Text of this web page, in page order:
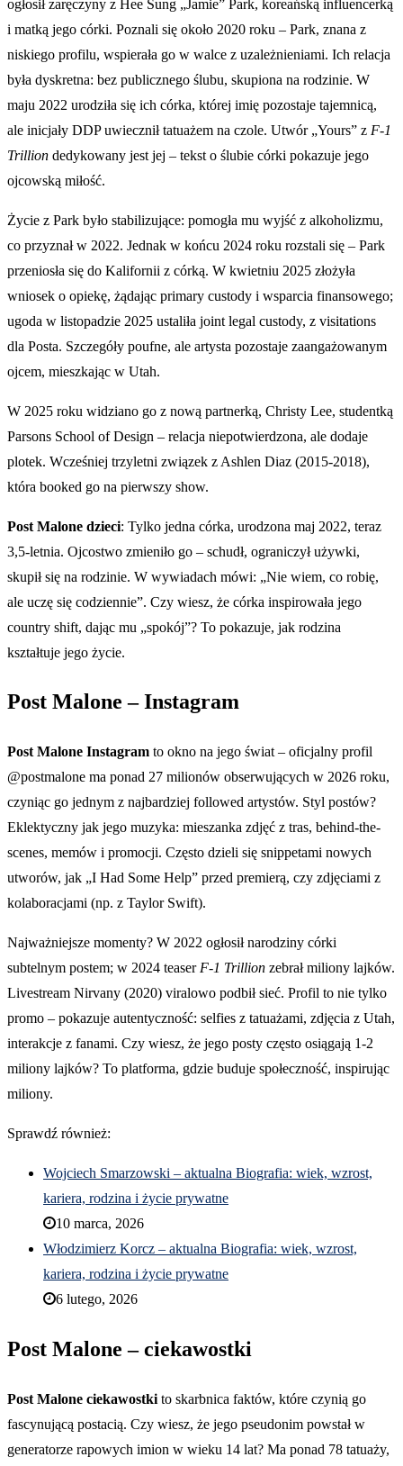
ogłosił zaręczyny z Hee Sung „Jamie” Park, koreańską influencerką
i matką jego córki. Poznali się około 2020 roku – Park, znana z
niskiego profilu, wspierała go w walce z uzależnieniami. Ich relacja
była dyskretna: bez publicznego ślubu, skupiona na rodzinie. W
maju 2022 urodziła się ich córka, której imię pozostaje tajemnicą,
ale inicjały DDP uwiecznił tatuażem na czole. Utwór „Yours” z F-1
Trillion dedykowany jest jej – tekst o ślubie córki pokazuje jego
ojcowską miłość.
Życie z Park było stabilizujące: pomogła mu wyjść z alkoholizmu,
co przyznał w 2022. Jednak w końcu 2024 roku rozstali się – Park
przeniosła się do Kalifornii z córką. W kwietniu 2025 złożyła
wniosek o opiekę, żądając primary custody i wsparcia finansowego;
ugoda w listopadzie 2025 ustaliła joint legal custody, z visitations
dla Posta. Szczegóły poufne, ale artysta pozostaje zaangażowanym
ojcem, mieszkając w Utah.
W 2025 roku widziano go z nową partnerką, Christy Lee, studentką
Parsons School of Design – relacja niepotwierdzona, ale dodaje
plotek. Wcześniej trzyletni związek z Ashlen Diaz (2015-2018),
która booked go na pierwszy show.
Post Malone dzieci: Tylko jedna córka, urodzona maj 2022, teraz
3,5-letnia. Ojcostwo zmieniło go – schudł, ograniczył używki,
skupił się na rodzinie. W wywiadach mówi: „Nie wiem, co robię,
ale uczę się codziennie”. Czy wiesz, że córka inspirowała jego
country shift, dając mu „spokój”? To pokazuje, jak rodzina
kształtuje jego życie.
Post Malone – Instagram
Post Malone Instagram to okno na jego świat – oficjalny profil
@postmalone ma ponad 27 milionów obserwujących w 2026 roku,
czyniąc go jednym z najbardziej followed artystów. Styl postów?
Eklektyczny jak jego muzyka: mieszanka zdjęć z tras, behind-the-
scenes, memów i promocji. Często dzieli się snippetami nowych
utworów, jak „I Had Some Help” przed premierą, czy zdjęciami z
kolaboracjami (np. z Taylor Swift).
Najważniejsze momenty? W 2022 ogłosił narodziny córki
subtelnym postem; w 2024 teaser F-1 Trillion zebrał miliony lajków.
Livestream Nirvany (2020) viralowo podbił sieć. Profil to nie tylko
promo – pokazuje autentyczność: selfies z tatuażami, zdjęcia z Utah,
interakcje z fanami. Czy wiesz, że jego posty często osiągają 1-2
miliony lajków? To platforma, gdzie buduje społeczność, inspirując
miliony.
Sprawdź również:
Wojciech Smarzowski – aktualna Biografia: wiek, wzrost,
kariera, rodzina i życie prywatne
10 marca, 2026
Włodzimierz Korcz – aktualna Biografia: wiek, wzrost,
kariera, rodzina i życie prywatne
6 lutego, 2026
Post Malone – ciekawostki
Post Malone ciekawostki to skarbnica faktów, które czynią go
fascynującą postacią. Czy wiesz, że jego pseudonim powstał w
generatorze rapowych imion w wieku 14 lat? Ma ponad 78 tatuaży,